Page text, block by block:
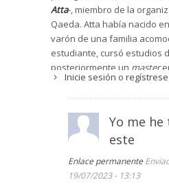
Atta-, miembro de la
Qaeda. Atta había nacido
varón de una familia
estudiante, cursó estudios
posteriormente un master
planificación urbana y
radicalizado en Egipto, en
Hermanos Musulmanes.
la mezquita de Al Quds, en
antiguos combatientes
y le fue encomendada una
Inicie sesión o regístrese
Yo me
este
Enlace permanente
19/07/2023 - 13:13